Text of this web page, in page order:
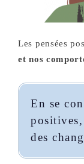
Les pensées
et nos
En se
des